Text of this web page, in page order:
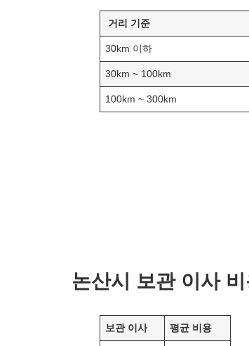
거리 기준
30km 이하
30km ~ 100km
100km ~ 300km
논산시 보관 이사 비
보관 이사 평균 비용